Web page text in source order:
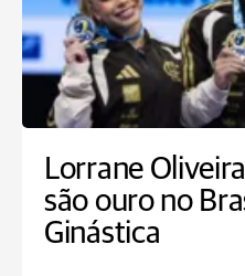
Lorrane
são ouro no
Ginástica